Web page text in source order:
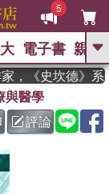
5
GO
高希均教授回憶錄
父親節 、 如果歷
推薦 、 國際布克
念華
：黎曼猜想
電子書 親子
《史坎德》系
與醫學
評論